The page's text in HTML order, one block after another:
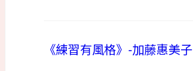
《練習有風格》-加藤惠美子